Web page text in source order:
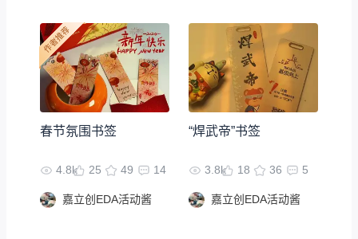
春节氛围书签
4.8k 25 49 14
嘉立创EDA活动酱
“焊武帝”书签
3.8k 18 36 5
嘉立创EDA活动酱